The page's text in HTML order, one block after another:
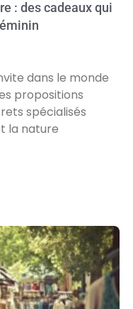
: des cadeaux qui
dans le monde
propositions
spécialisés
la nature